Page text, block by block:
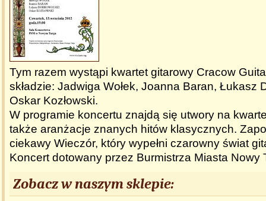
Tym razem wystąpi kwartet gitarowy Cracow
składzie: Jadwiga Wołek, Joanna Baran, Łukasz
Oskar Kozłowski.
W programie koncertu znajdą się utwory na
także aranżacje znanych hitów klasycznych.
ciekawy Wieczór, który wypełni czarowny świat
Koncert dotowany przez Burmistrza Miasta Nowy
Zobacz w naszym sklepie: